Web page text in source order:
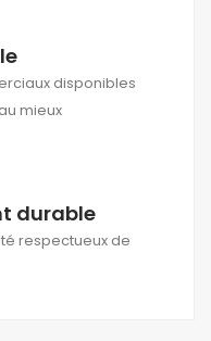
disponibles
mieux
durable
respectueux de